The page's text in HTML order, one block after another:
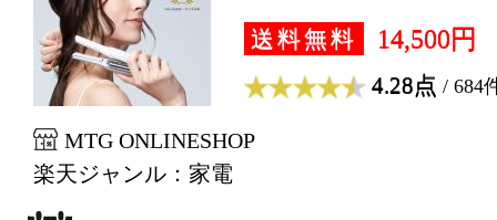
送料無料 14,500円
4.28点 / 684
MTG ONLINESHOP
楽天ジャンル：家電